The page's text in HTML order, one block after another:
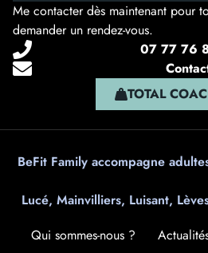
Me contacter dès maintenant pour
demander un rendez-vous.
07 77 76
TOTAL
BeFit Family accompagne
Lucé, Mainvilliers, Luisant,
Qui sommes-nous ?